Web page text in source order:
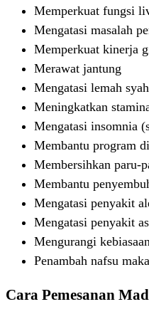
Memperkuat fungsi
Mengatasi masalah
Memperkuat kinerja
Merawat jantung
Mengatasi lemah
Meningkatkan
Mengatasi insomnia
Membantu program
Membersihkan paru-
Membantu
Mengatasi penyakit
Mengatasi penyakit
Mengurangi
Penambah nafsu
Cara Pemesanan